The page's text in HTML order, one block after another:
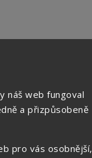
náš web fungoval
a přizpůsobeně
pro vás osobnější,